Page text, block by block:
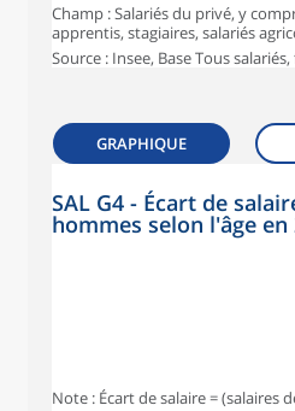
Champ : Salariés du privé, y
apprentis, stagiaires, salariés
Source : Insee, Base Tous
GRAPHIQUE
SAL G4 - Écart de
hommes selon l'âge en
Note : Écart de salaire = (salaires